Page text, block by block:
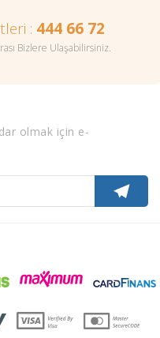
: 444 66 72
Bizlere Ulaşabilirsiniz.
olmak için e-